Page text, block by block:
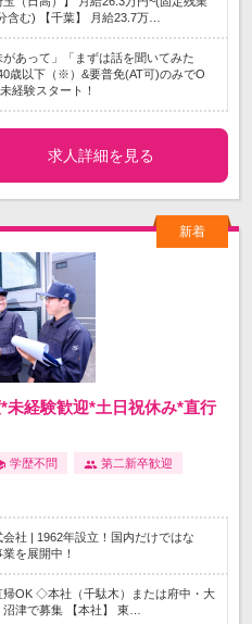
含む) 【千葉】 月給23.7万…
があって」「まずは話を聞いてみた
歳以下（※）&要普免(AT可)のみでO
経験スタート！
求人詳細を見る
未経験歓迎*土日祝休み*直行
学歴不問 第二新卒歓迎
社 | 1962年設立！国内だけではな
を展開中！
OK ◇本社（千駄木）または府中・大
津で募集 【本社】 東…